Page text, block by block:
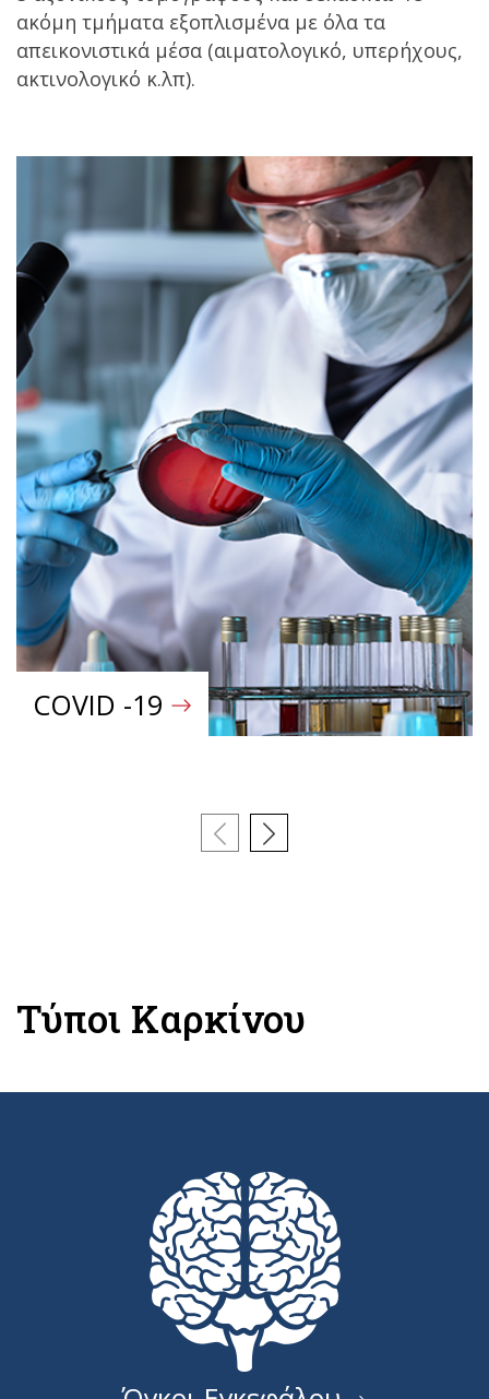
ακόμη τμήματα εξοπλισμένα με όλα τα
απεικονιστικά μέσα (αιματολογικό, υπερήχους,
ακτινολογικό κ.λπ).
COVID -19
Τύποι Καρκίνου